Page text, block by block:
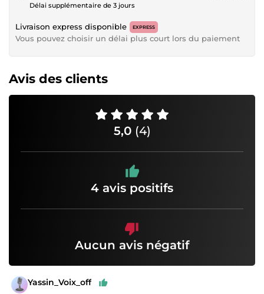
Délai supplémentaire de 3 jours
Livraison express disponible EXPRESS
Vous pouvez choisir un délai plus court lors du paiement
Avis des clients
5,0 (4)
4 avis positifs
Aucun avis négatif
Yassin_Voix_off